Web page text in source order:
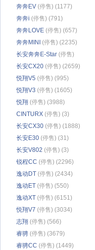
奔奔EV (停售) (1177)
奔奔i (停售) (791)
奔奔LOVE (停售) (657)
奔奔MINI (停售) (2235)
长安奔奔E-Star (停售)
(2538)
长安CX20 (停售) (2659)
悦翔V5 (停售) (995)
悦翔V3 (停售) (1605)
悦翔 (停售) (3988)
CINTURX (停售) (3)
长安CX30 (停售) (1888)
长安E30 (停售) (31)
长安V802 (停售) (3)
锐程CC (停售) (2296)
逸动DT (停售) (2434)
逸动ET (停售) (550)
逸动XT (停售) (6151)
悦翔V7 (停售) (3034)
志翔 (停售) (566)
睿骋 (停售) (3679)
睿骋CC (停售) (1449)